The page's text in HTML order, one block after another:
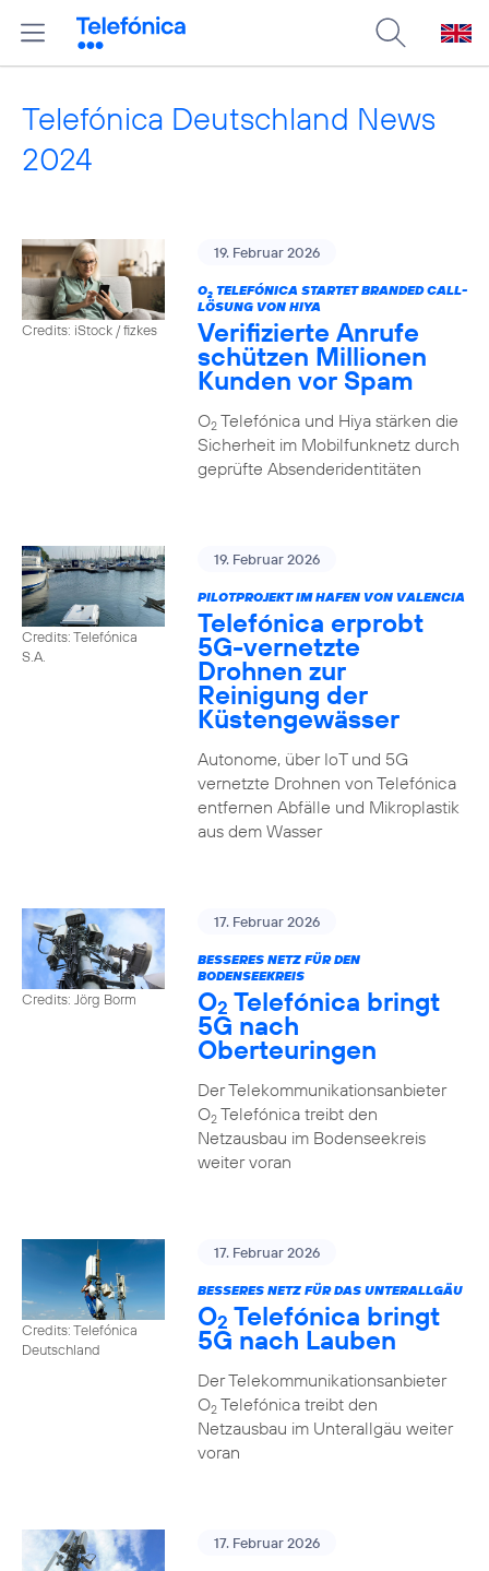
Telefónica Deutschland News
2024
Credits: iStock / fizkes
19. Februar 2026
O2TELEFÓNICA STARTET BRANDED CALL-
LÖSUNG VON HIYA
Verifizierte Anrufe
schützen Millionen
Kunden vor Spam
O2Telefónica und Hiya stärken die
Sicherheit im Mobilfunknetz durch
geprüfte Absenderidentitäten
Credits: Telefónica
S.A.
19. Februar 2026
PILOTPROJEKT IM HAFEN VON VALENCIA
Telefónica erprobt
5G-vernetzte
Drohnen zur
Reinigung der
Küstengewässer
Autonome, über IoT und 5G
vernetzte Drohnen von Telefónica
entfernen Abfälle und Mikroplastik
aus dem Wasser
Credits: Jörg Borm
17. Februar 2026
BESSERES NETZ FÜR DEN
BODENSEEKREIS
O2 Telefónica bringt
5G nach
Oberteuringen
Der Telekommunikationsanbieter
O2Telefónica treibt den
Netzausbau im Bodenseekreis
weiter voran
Credits: Telefónica
Deutschland
17. Februar 2026
BESSERES NETZ FÜR DAS UNTERALLGÄU
O2 Telefónica bringt
5G nach Lauben
Der Telekommunikationsanbieter
O2Telefónica treibt den
Netzausbau im Unterallgäu weiter
voran
17. Februar 2026